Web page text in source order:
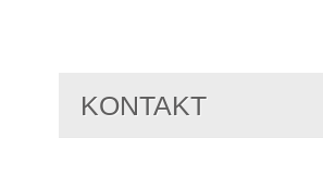
KONTAKT